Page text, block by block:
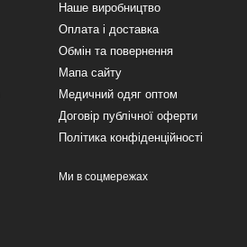
Наше виробництво
Оплата і доставка
Обмін та повернення
Мапа сайту
Медичний одяг оптом
Договір публічної оферти
Політика конфіденційності
Ми в соцмережах